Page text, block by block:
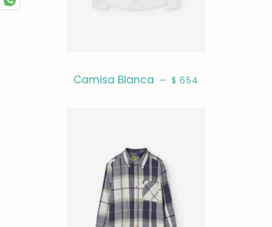
Camisa Blanca — PRECIO HABITUAL
$ 654